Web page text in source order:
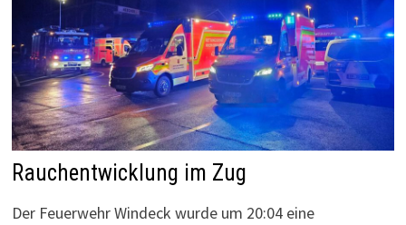
Rauchentwicklung im Zug
Der Feuerwehr Windeck wurde um 20:04 eine